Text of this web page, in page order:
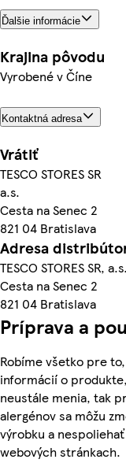
Ďalšie informácie
Krajina pôvodu
Vyrobené v Číne
Kontaktná adresa
Vrátiť
TESCO STORES SR
a.s.
Cesta na Senec 2
821 04 Bratislava
Adresa
TESCO STORES SR, a.s.
Cesta na Senec 2
821 04 Bratislava
Príprava a
Robíme všetko pre
informácií o
neustále menia, tak
alergénov sa môžu
výrobku a
webových stránkach.